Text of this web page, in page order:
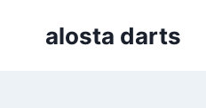
alosta darts